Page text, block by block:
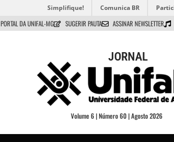
Simplifique! Comunica BR
PORTAL DA UNIFAL-MG SUGERIR PAUTA ASSINAR NEWSLETTER
JORNAL
Volume 6 | Número 60 | Agosto 2026